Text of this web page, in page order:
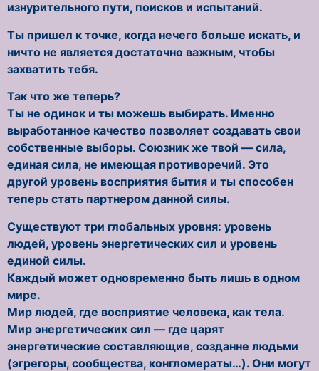
изнурительного пути, поисков и испытаний.
Ты пришел к точке, когда нечего больше искать, и
ничто не является достаточно важным, чтобы
захватить тебя.
Так что же теперь?
Ты не одинок и ты можешь выбирать. Именно
выработанное качество позволяет создавать свои
собственные выборы. Союзник же твой — сила,
единая сила, не имеющая противоречий. Это
другой уровень восприятия бытия и ты способен
теперь стать партнером данной силы.
Существуют три глобальных уровня: уровень
людей, уровень энергетических сил и уровень
единой силы.
Каждый может одновременно быть лишь в одном
мире.
Мир людей, где восприятие человека, как тела.
Мир энергетических сил — где царят
энергетические составляющие, созданне людьми
(эгрегоры, сообщества, конгломераты…). Они могут